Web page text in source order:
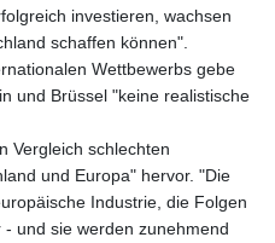
investieren, wachsen
schaffen können".
Wettbewerbs gebe
und Brüssel "keine realistische
Vergleich schlechten
und Europa" hervor. "Die
Industrie, die Folgen
und sie werden zunehmend